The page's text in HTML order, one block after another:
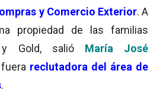
y Comercio Exterior. A
propiedad de las familias
y Gold, salió María José
reclutadora del área de
.